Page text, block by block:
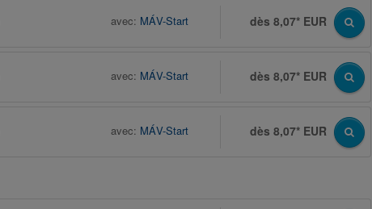
avec: MÁV-Start dès 8,07* EUR
avec: MÁV-Start dès 8,07* EUR
avec: MÁV-Start dès 8,07* EUR